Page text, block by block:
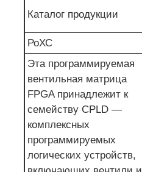
Каталог продукции
РоХС
Эта программируемая
вентильная матрица
FPGA принадлежит к
семейству CPLD —
комплексных
программируемых
логических устройств,